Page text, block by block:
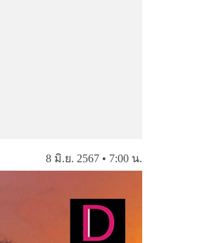
8 มิ.ย. 2567 • 7:00 น.